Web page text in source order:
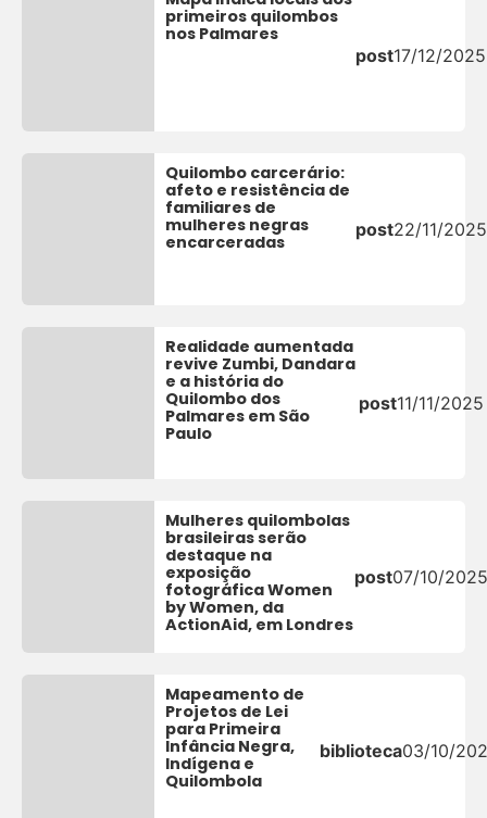
primeiros quilombos
nos Palmares
post17/12/2025
Quilombo carcerário:
afeto e resistência de
familiares de
mulheres negras
encarceradas
post22/11/2025
Realidade aumentada
revive Zumbi, Dandara
e a história do
Quilombo dos
Palmares em São
Paulo
post11/11/2025
Mulheres quilombolas
brasileiras serão
destaque na
exposição
fotográfica Women
by Women, da
ActionAid, em Londres
post07/10/2025
Mapeamento de
Projetos de Lei
para Primeira
Infância Negra,
Indígena e
Quilombola
biblioteca03/10/